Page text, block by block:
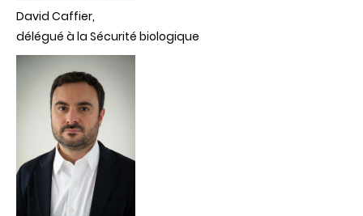
David Caffier,
délégué à la Sécurité biologique